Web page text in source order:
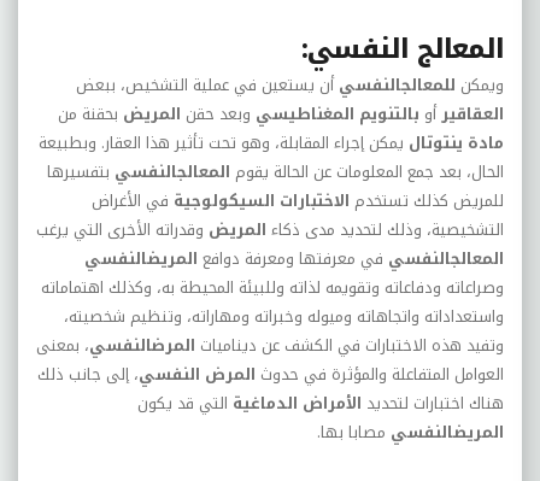
المعالج النفسي:
ويمكن للمعالجالنفسيأن يستعين في عملية التشخيص، ببعض
العقاقيرأو بالتنويم المغناطيسي وبعد حقن المريض بحقنة من
مادة ينتوتال يمكن إجراء المقابلة، وهو تحت تأثير هذا العقار. وبطبيعة
الحال، بعد جمع المعلومات عن الحالة يقوم المعالجالنفسي بتفسيرها
للمريض كذلك تستخدم الاختبارات السيكولوجية في الأغراض
التشخيصية، وذلك لتحديد مدى ذكاء المريض وقدراته الأخرى التي يرغب
المعالجالنفسي في معرفتها ومعرفة دوافع المريضالنفسي
وصراعاته ودفاعاته وتقويمه لذاته وللبيئة المحيطة به، وكذلك اهتماماته
واستعداداته واتجاهاته وميوله وخبراته ومهاراته، وتنظيم شخصيته،
وتفيد هذه الاختبارات في الكشف عن ديناميات المرضالنفسي، بمعنى
العوامل المتفاعلة والمؤثرة في حدوث المرض النفسي، إلى جانب ذلك
هناك اختبارات لتحديد الأمراض الدماغية التي قد يكون
المريضالنفسي مصابا بها.